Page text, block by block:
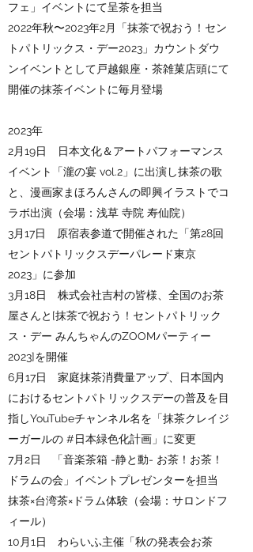
フェ」イベントにて呈茶を担当
2022年秋〜2023年2月「抹茶で祝おう！セン
トパトリックス・デー2023」カウントダウ
ンイベントとして戸越銀座・茶雑菓店頭にて
開催の抹茶イベントに毎月登場
2023年
2月19日 日本文化＆アートパフォーマンス
イベント「瀧の宴 vol.2」に出演し抹茶の歌
と、漫画家まほろんさんの即興イラストでコ
ラボ出演（会場：浅草 寺院 寿仙院）
3月17日 原宿表参道で開催された「第28回
セントパトリックスデーパレード東京
2023」に参加
3月18日 株式会社吉村の皆様、全国のお茶
屋さんと[抹茶で祝おう！セントパトリック
ス・デー みんちゃんのZOOMパーティー
2023]を開催
6月17日 家庭抹茶消費量アップ、日本国内
におけるセントパトリックスデーの普及を目
指しYouTubeチャンネル名を 「抹茶クレイジ
ーガールの #日本緑色化計画」に変更
7月2日 「音楽茶箱 -静と動- お茶！お茶！
ドラムの会」イベントプレゼンターを担当
​抹茶×台湾茶×ドラム体験（会場：サロンドフ
ィール）
10月1日 わらいふ主催「秋の発表会お茶